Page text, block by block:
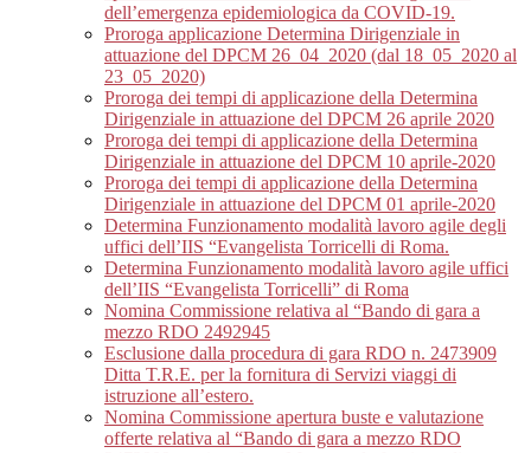
dell’emergenza epidemiologica da COVID-19.
Proroga applicazione Determina Dirigenziale in
attuazione del DPCM 26_04_2020 (dal 18_05_2020 al
23_05_2020)
Proroga dei tempi di applicazione della Determina
Dirigenziale in attuazione del DPCM 26 aprile 2020
Proroga dei tempi di applicazione della Determina
Dirigenziale in attuazione del DPCM 10 aprile-2020
Proroga dei tempi di applicazione della Determina
Dirigenziale in attuazione del DPCM 01 aprile-2020
Determina Funzionamento modalità lavoro agile degli
uffici dell’IIS “Evangelista Torricelli di Roma.
Determina Funzionamento modalità lavoro agile uffici
dell’IIS “Evangelista Torricelli” di Roma
Nomina Commissione relativa al “Bando di gara a
mezzo RDO 2492945
Esclusione dalla procedura di gara RDO n. 2473909
Ditta T.R.E. per la fornitura di Servizi viaggi di
istruzione all’estero.
Nomina Commissione apertura buste e valutazione
offerte relativa al “Bando di gara a mezzo RDO